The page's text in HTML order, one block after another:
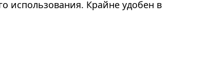
использования. Крайне удобен в